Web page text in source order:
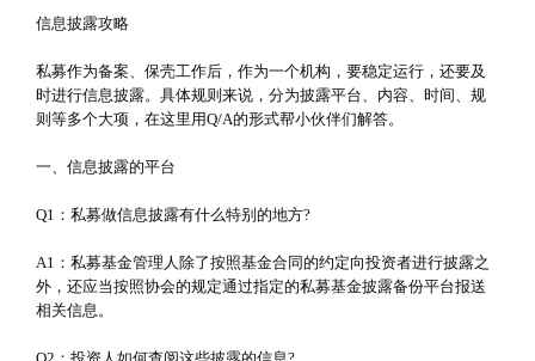
信息披露攻略
私募作为备案、保壳工作后，作为一个机构，要稳定运行，还要及
时进行信息披露。具体规则来说，分为披露平台、内容、时间、规
则等多个大项，在这里用Q/A的形式帮小伙伴们解答。
一、信息披露的平台
Q1：私募做信息披露有什么特别的地方?
A1：私募基金管理人除了按照基金合同的约定向投资者进行披露之
外，还应当按照协会的规定通过指定的私募基金披露备份平台报送
相关信息。